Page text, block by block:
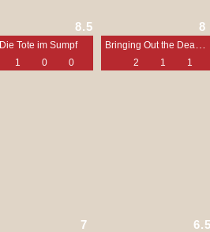
Die Tote im Sumpf
8.5
1 0 0
8
2 1 1
7